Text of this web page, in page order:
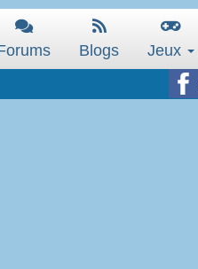
Blogs Jeux